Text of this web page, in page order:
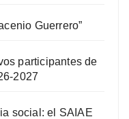
Guerrero”
participantes de
2027
social: el SAIAE